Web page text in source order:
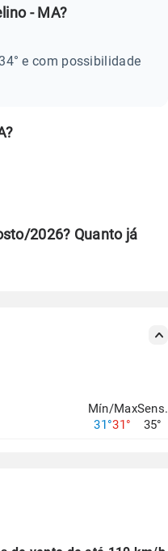
- MA?
e com possibilidade
2026? Quanto já
Mín/Max
31°31°
Sens.
35°